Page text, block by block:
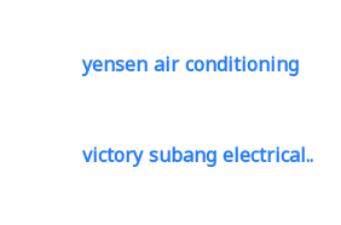
yensen air conditioning
victory subang electrical..